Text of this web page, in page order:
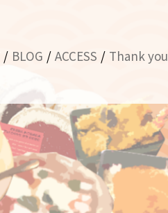
BLOG ACCESS Thank you